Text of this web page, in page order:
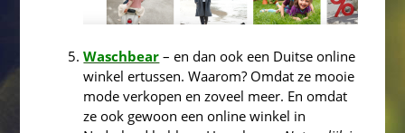
Waschbear – en dan ook een Duitse online
winkel ertussen. Waarom? Omdat ze mooie
mode verkopen en zoveel meer. En omdat
ze ook gewoon een online winkel in